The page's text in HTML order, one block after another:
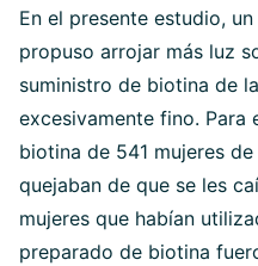
En el presente estudio,
propuso arrojar más luz
suministro de biotina de
excesivamente fino. Para
biotina de 541 mujeres
quejaban de que se les
mujeres que habían
preparado de biotina